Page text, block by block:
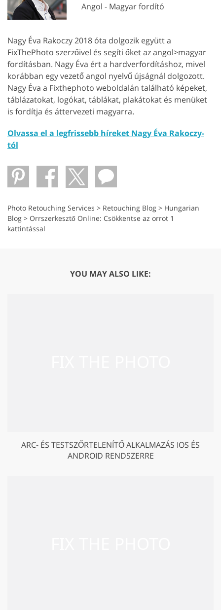
Angol - Magyar fordító
Nagy Éva Rakoczy 2018 óta dolgozik együtt a
FixThePhoto szerzőivel és segíti őket az angol>magyar
fordításban. Nagy Éva ért a hardverfordításhoz, mivel
korábban egy vezető angol nyelvű újságnál dolgozott.
Nagy Éva a Fixthephoto weboldalán található képeket,
táblázatokat, logókat, táblákat, plakátokat és menüket
is fordítja és áttervezeti magyarra.
Olvassa el a legfrissebb híreket Nagy Éva Rakoczy-
tól
Photo Retouching Services > Retouching Blog > Hungarian
Blog > Orrszerkesztő Online: Csökkentse az orrot 1
kattintással
YOU MAY ALSO LIKE:
ARC- ÉS TESTSZŐRTELENÍTŐ ALKALMAZÁS IOS ÉS
ANDROID RENDSZERRE